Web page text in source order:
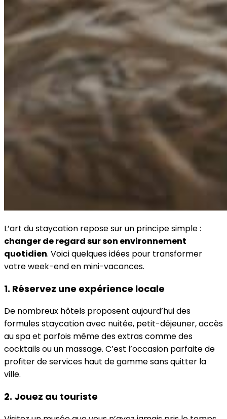
L’art du staycation repose sur un principe simple :
changer de regard sur son environnement
quotidien. Voici quelques idées pour transformer
votre week-end en mini-vacances.
1. Réservez une expérience locale
De nombreux hôtels proposent aujourd’hui des
formules staycation avec nuitée, petit-déjeuner, accès
au spa et parfois même des extras comme des
cocktails ou un massage. C’est l’occasion parfaite de
profiter de services haut de gamme sans quitter la
ville.
2. Jouez au touriste